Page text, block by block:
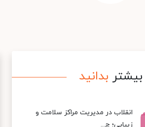
بیشتر بدانید
انقلاب در مدیریت مراکز سلامت و
زیبایی؛ چ...